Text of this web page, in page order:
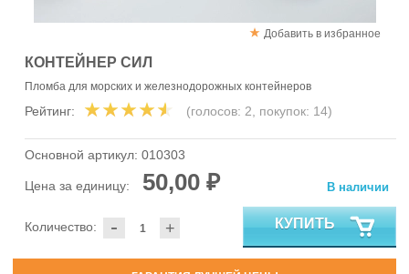
Добавить в избранное
КОНТЕЙНЕР СИЛ
Пломба для морских и железнодорожных контейнеров
Рейтинг: (голосов: 2, покупок: 14)
Основной артикул: 010303
Цена за единицу: 50,00 ₽
- +
Количество:
В наличии
КУПИТЬ